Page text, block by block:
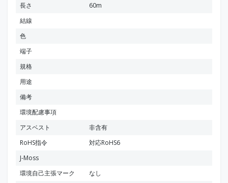
長さ
60m
結線
色
端子
規格
用途
備考
環境配慮事項
アスベスト
非含有
RoHS指令
対応RoHS6
J-Moss
環境自己主張マーク
なし